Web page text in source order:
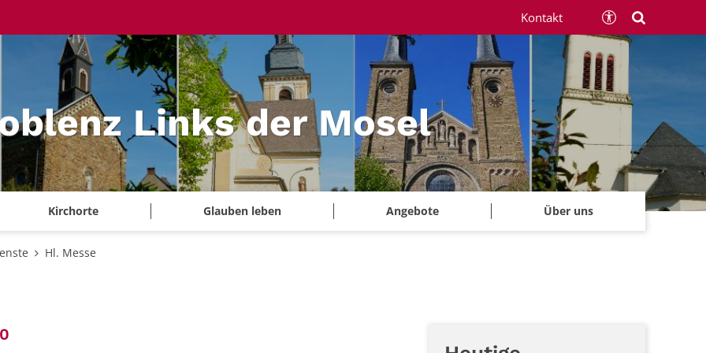
Links der Mosel
Kirchorte Glauben leben Angebote Über uns
Kontakt
Hl. Messe